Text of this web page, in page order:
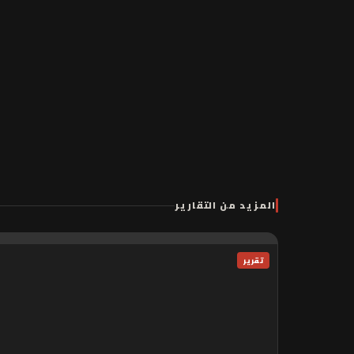
المزيد من التقارير
تقرير